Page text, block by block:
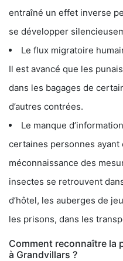
entraîné un effet inverse
se développer
Le flux migratoire
Il est avancé que les
dans les bagages de
d’autres contrées.
Le manque
certaines personnes
méconnaissance des
insectes se retrouvent
d’hôtel, les auberges de
les prisons, dans les
Comment reconnaître la
à Grandvillars ?